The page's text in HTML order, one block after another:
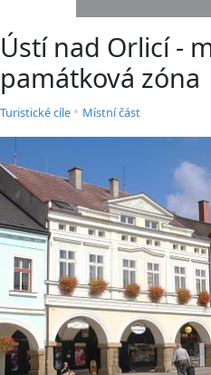
Ústí nad Orlicí -
památková zóna
Turistické cíle • Místní část